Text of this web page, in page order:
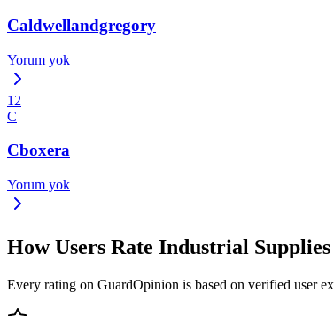
Caldwellandgregory
Yorum yok
12
C
Cboxera
Yorum yok
How Users Rate Industrial
Every rating on GuardOpinion is based on verified user